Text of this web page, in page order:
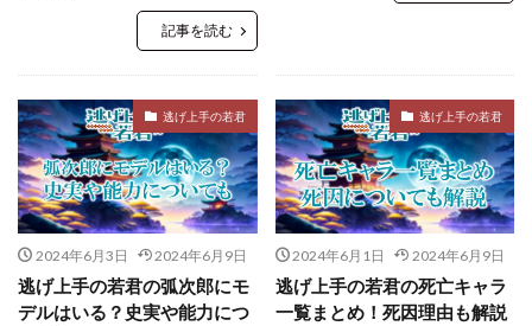
記事を読む
逃げ上手の若君
2024年6月3日 2024年6月9日
逃げ上手の若君の弧次郎にモ
デルはいる？史実や能力につ
逃げ上手の若君
2024年6月1日 2024年6月9日
逃げ上手の若君の死亡キャラ
一覧まとめ！死因理由も解説